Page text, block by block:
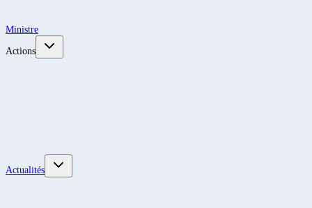
Ministre
Actions
Actualités